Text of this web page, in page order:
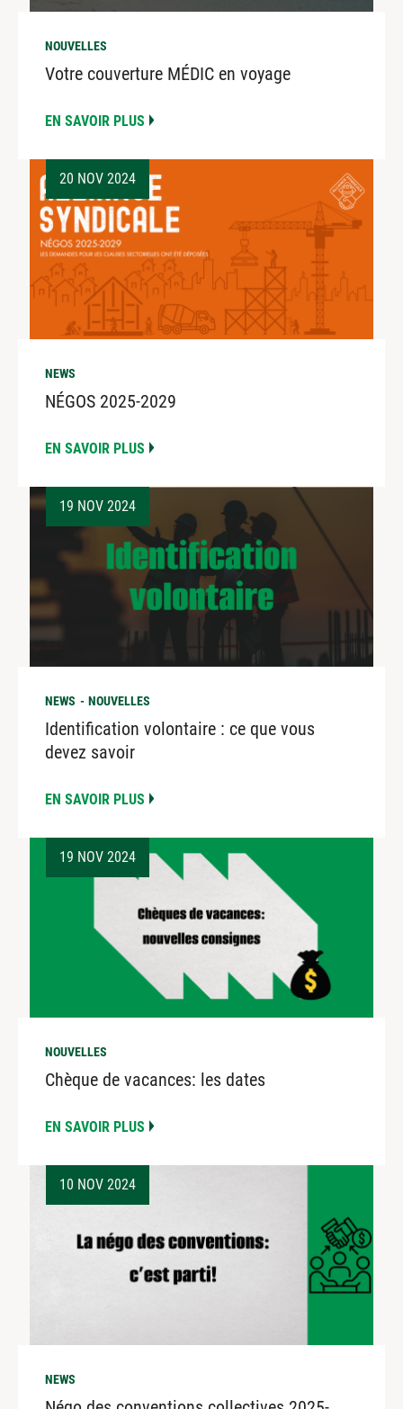
NOUVELLES
Votre couverture MÉDIC en voyage
EN SAVOIR PLUS
20 NOV 2024
NEWS
NÉGOS 2025-2029
EN SAVOIR PLUS
19 NOV 2024
NEWS NOUVELLES
Identification volontaire : ce que vous
devez savoir
EN SAVOIR PLUS
19 NOV 2024
NOUVELLES
Chèque de vacances: les dates
EN SAVOIR PLUS
10 NOV 2024
NEWS